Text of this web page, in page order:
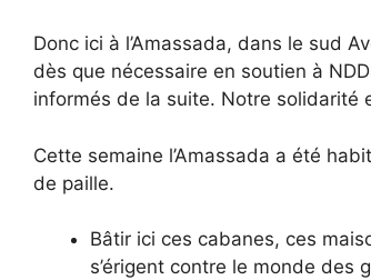
Donc ici à l’Amassada, dans le sud
dès que nécessaire en soutien à
informés de la suite. Notre solidarité
Cette semaine l’Amassada a été
de paille.
Bâtir ici ces cabanes, ces
s’érigent contre le monde des